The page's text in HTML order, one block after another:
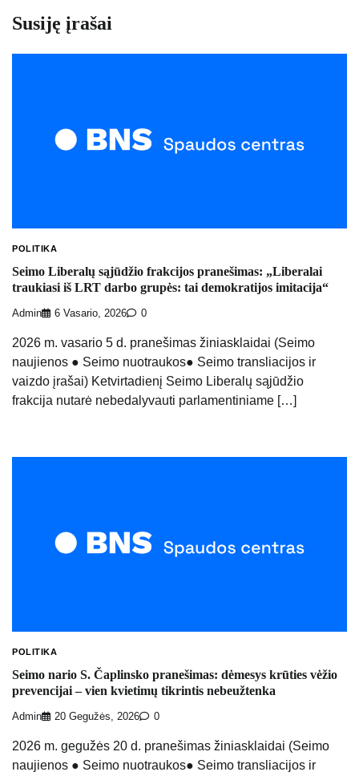
Susiję įrašai
POLITIKA
Seimo Liberalų sąjūdžio frakcijos pranešimas: „Liberalai
traukiasi iš LRT darbo grupės: tai demokratijos imitacija“
Admin 6 Vasario, 2026 0
2026 m. vasario 5 d. pranešimas žiniasklaidai (Seimo
naujienos ● Seimo nuotraukos● Seimo transliacijos ir
vaizdo įrašai) Ketvirtadienį Seimo Liberalų sąjūdžio
frakcija nutarė nebedalyvauti parlamentiniame […]
POLITIKA
Seimo nario S. Čaplinsko pranešimas: dėmesys krūties vėžio
prevencijai – vien kvietimų tikrintis nebeužtenka
Admin 20 Gegužės, 2026 0
2026 m. gegužės 20 d. pranešimas žiniasklaidai (Seimo
naujienos ● Seimo nuotraukos● Seimo transliacijos ir